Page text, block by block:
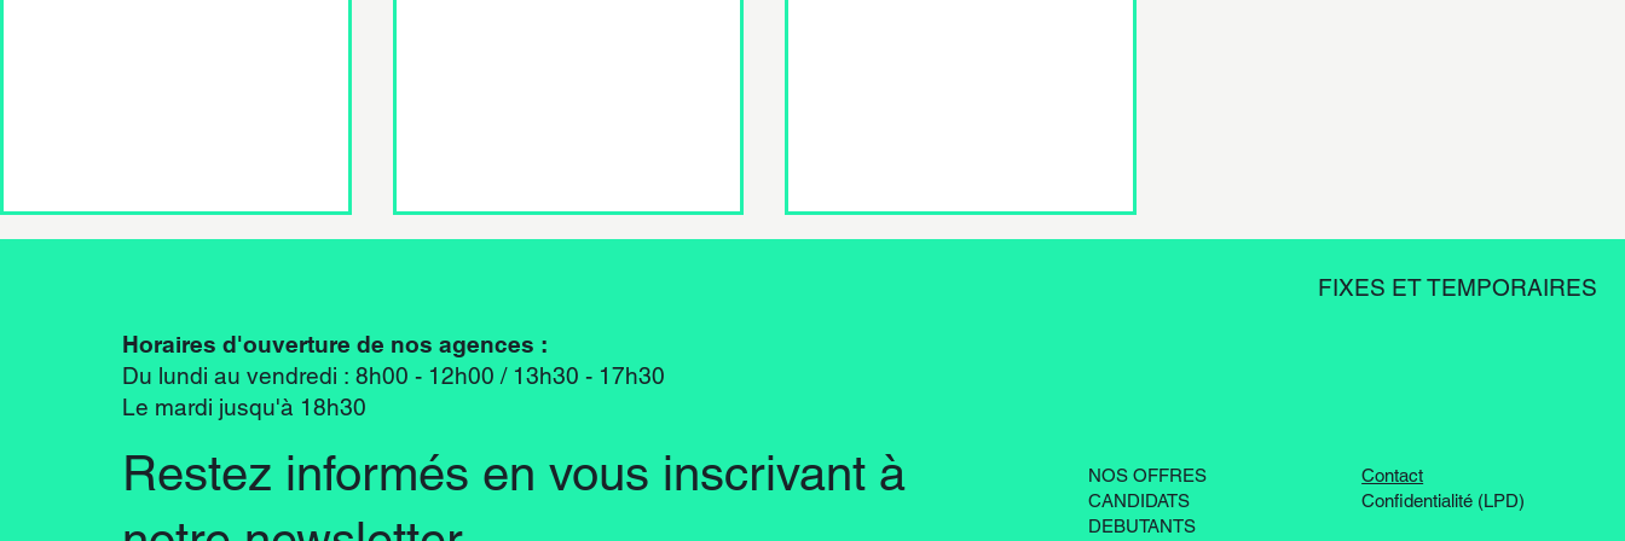
Charpentier CFC 100%
expérimenté pour l'atelier
FIXES ET TEMPORAIRES
Restez informés en vous inscrivant à
Horaires d'ouverture de nos agences :
Du lundi au vendredi : 8h00 - 12h00 / 13h30 - 17h30
Le mardi jusqu'à 18h30
NOS OFFRES
CANDIDATS
DEBUTANTS
Contact
Confidentialité (LPD)